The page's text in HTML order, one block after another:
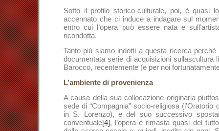
Sotto il profilo storico-culturale, poi, è quasi
accennato che ci induce a indagare sul
entro cui l’opera può essere nata e
ricondotta.
Tanto più siamo indotti a questa ricerca
documentata serie di acquisizioni sullascultura
Barocco, recentemente (e per noi
L’ambiente di provenienza
A causa della sua collocazione originaria
sede di “Compagnia” socio-religiosa
in S. Lorenzo), e del suo successivo
conventuale[4], l’opera è rimasta quasi del